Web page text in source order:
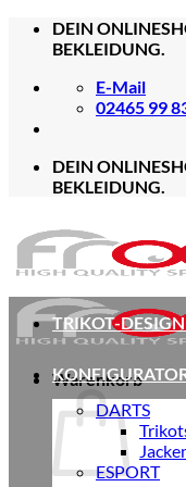
Zum
DEIN
BEKLEIDUNG.
E-Mail
02465 99
DEIN
BEKLEIDUNG.
Warenkorb
TRIKOT-DESIGN
DARTS
ESPORT